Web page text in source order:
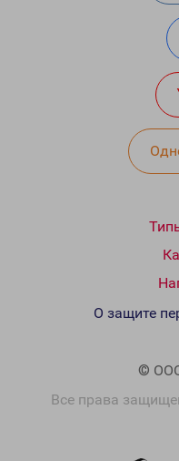
©
Все права
О защите